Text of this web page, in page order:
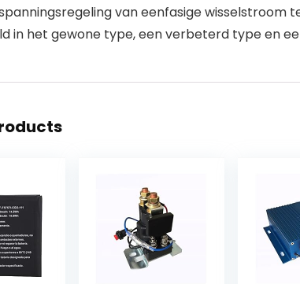
van eenfasige
in het gewone type, een verbeterd type en